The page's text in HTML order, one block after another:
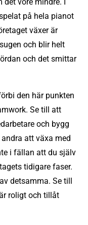
på hela pianot
växer är
och blir helt
och det smittar
den här punkten
Se till att
och bygg
att växa med
i fällan att du själv
tidigare faser.
detsamma. Se till
roligt och tillåt